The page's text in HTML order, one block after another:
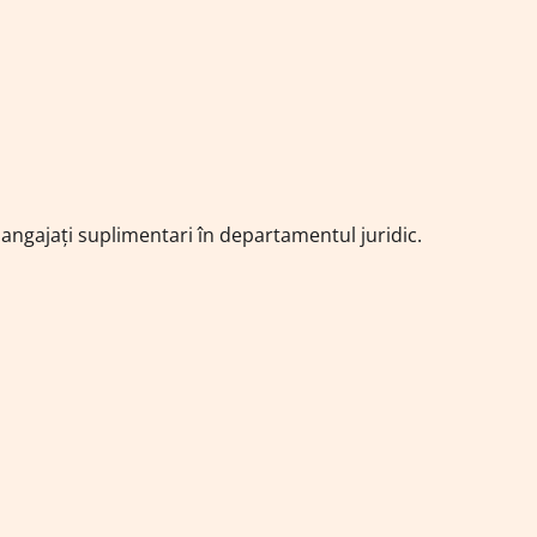
suplimentari în departamentul juridic.